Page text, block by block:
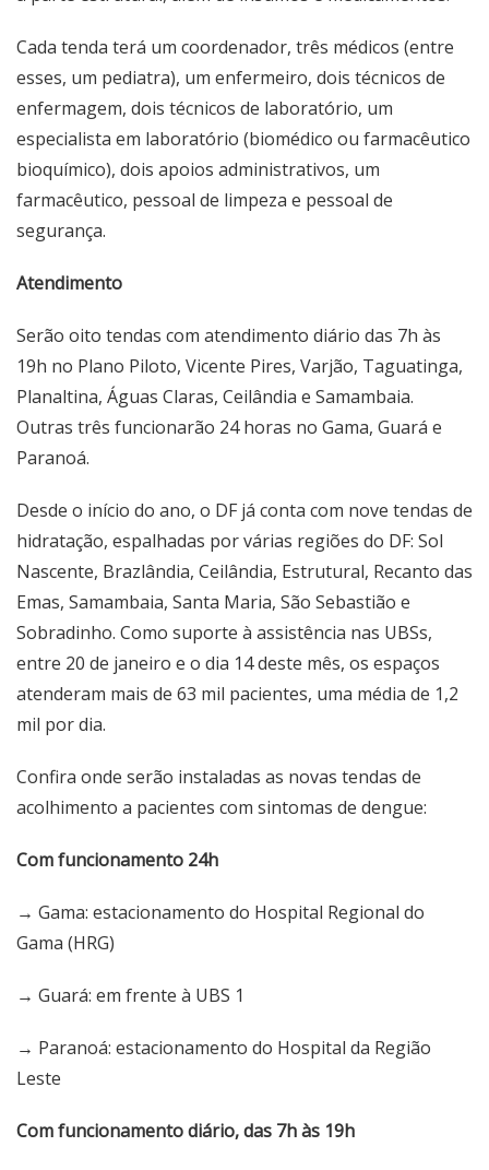
Cada tenda terá um coordenador, três médicos (entre
esses, um pediatra), um enfermeiro, dois técnicos de
enfermagem, dois técnicos de laboratório, um
especialista em laboratório (biomédico ou farmacêutico
bioquímico), dois apoios administrativos, um
farmacêutico, pessoal de limpeza e pessoal de
segurança.
Atendimento
Serão oito tendas com atendimento diário das 7h às
19h no Plano Piloto, Vicente Pires, Varjão, Taguatinga,
Planaltina, Águas Claras, Ceilândia e Samambaia.
Outras três funcionarão 24 horas no Gama, Guará e
Paranoá.
Desde o início do ano, o DF já conta com nove tendas de
hidratação, espalhadas por várias regiões do DF: Sol
Nascente, Brazlândia, Ceilândia, Estrutural, Recanto das
Emas, Samambaia, Santa Maria, São Sebastião e
Sobradinho. Como suporte à assistência nas UBSs,
entre 20 de janeiro e o dia 14 deste mês, os espaços
atenderam mais de 63 mil pacientes, uma média de 1,2
mil por dia.
Confira onde serão instaladas as novas tendas de
acolhimento a pacientes com sintomas de dengue:
Com funcionamento 24h
→ Gama: estacionamento do Hospital Regional do
Gama (HRG)
→ Guará: em frente à UBS 1
→ Paranoá: estacionamento do Hospital da Região
Leste
Com funcionamento diário, das 7h às 19h